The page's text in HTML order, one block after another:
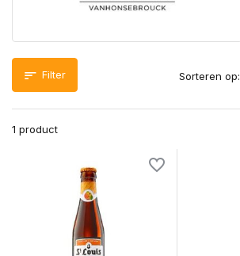
Filter
1 product
Sorteren op: